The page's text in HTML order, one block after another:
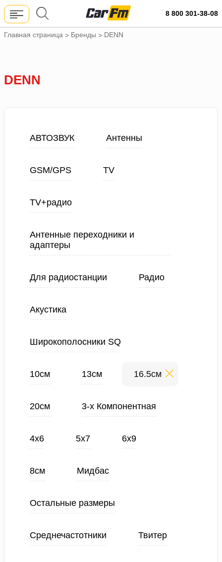
8 800 301-38-08
Главная страница > Бренды > DENN
DENN
АВТОЗВУК Антенны
GSM/GPS TV
TV+радио
Антенные переходники и
адаптеры
Для радиостанции Радио
Акустика
Широкополосники SQ
10см 13см 16.5см
20см 3-х Компонентная
4х6 5х7 6х9
8см Мидбас
Остальные размеры
Среднечастотники Твитер